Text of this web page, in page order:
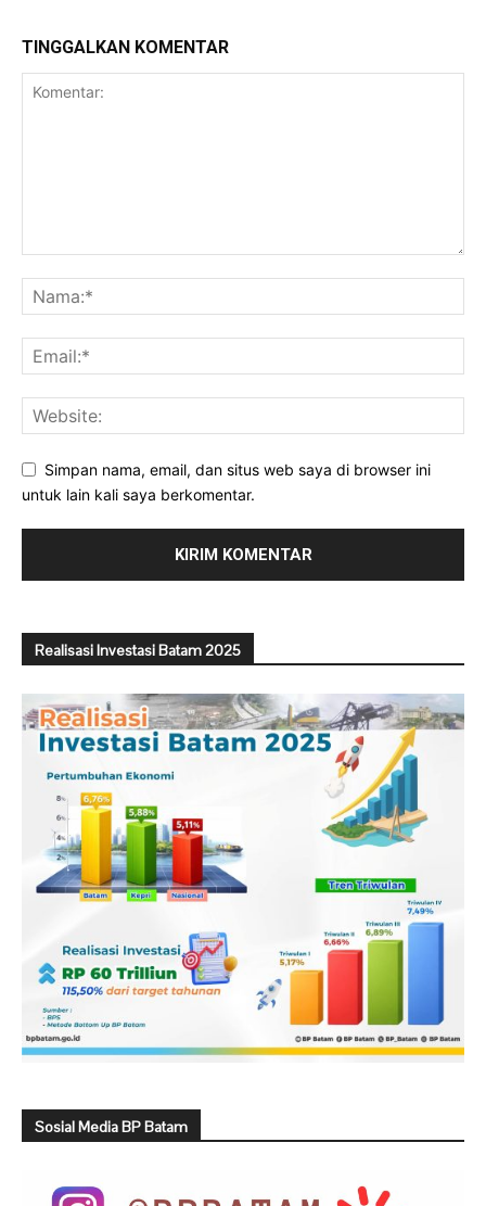
TINGGALKAN KOMENTAR
Simpan nama, email, dan situs web saya di browser ini
untuk lain kali saya berkomentar.
Realisasi Investasi Batam 2025
Sosial Media BP Batam